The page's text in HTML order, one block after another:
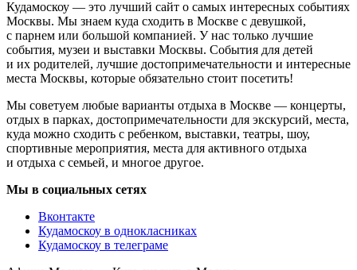
Кудамоскоу — это лучший сайт о самых интересных событиях
Москвы. Мы знаем куда сходить в Москве с девушкой,
с парнем или большой компанией. У нас только лучшие
события, музеи и выставки Москвы. События для детей
и их родителей, лучшие достопримечательности и интересные
места Москвы, которые обязательно стоит посетить!
Мы советуем любые варианты отдыха в Москве — концерты,
отдых в парках, достопримечательности для экскурсий, места,
куда можно сходить с ребенком, выставки, театры, шоу,
спортивные мероприятия, места для активного отдыха
и отдыха с семьей, и многое другое.
Мы в социальных сетях
Вконтакте
Кудамоскоу в однокласниках
Кудамоскоу в телеграме